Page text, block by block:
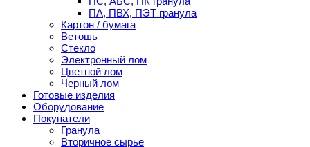
ПА, ПВХ, ПЭТ гранула
Картон / бумага
Ветошь
Стекло
Электронный лом
Цветной лом
Черный лом
Готовые изделия
Оборудование
Покупатели
Гранула
Вторичное сырье